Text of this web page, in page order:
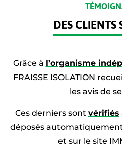
DES CLIENTS
Grâce à l’organisme
FRAISSE ISOLATION
les avis de
Ces derniers sont vérifiés
déposés
et sur le site